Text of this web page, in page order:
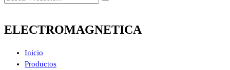
ELECTROMAGNETICA
Inicio
Productos